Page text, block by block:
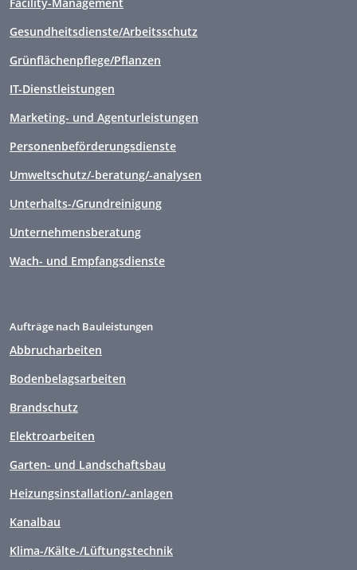
Gesundheitsdienste/Arbeitsschutz
Grünflächenpflege/Pflanzen
IT-Dienstleistungen
Marketing- und Agenturleistungen
Personenbeförderungsdienste
Umweltschutz/-beratung/-analysen
Unterhalts-/Grundreinigung
Unternehmensberatung
Wach- und Empfangsdienste
Aufträge nach Bauleistungen
Abbrucharbeiten
Bodenbelagsarbeiten
Brandschutz
Elektroarbeiten
Garten- und Landschaftsbau
Heizungsinstallation/-anlagen
Kanalbau
Klima-/Kälte-/Lüftungstechnik